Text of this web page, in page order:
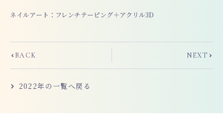
ネイルアート：フレンチテーピング＋アクリル3D
BACK NEXT
2022年の一覧へ戻る